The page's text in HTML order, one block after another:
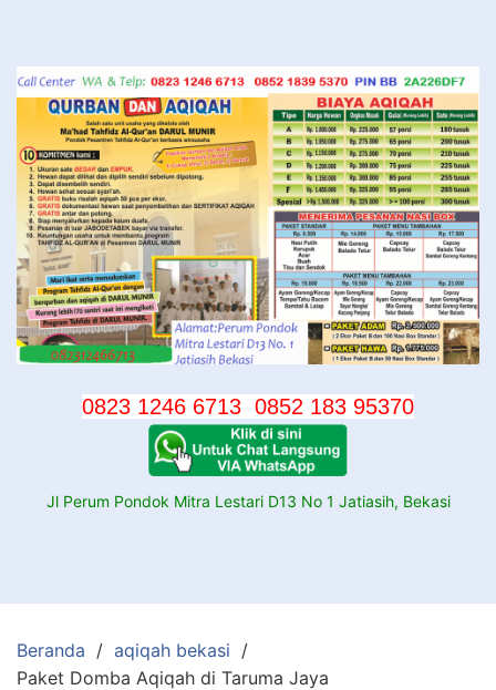
konten
0823 1246 6713 0852 183 95370
Jl Perum Pondok Mitra Lestari D13 No 1 Jatiasih, Bekasi
Beranda
aqiqah bekasi
Paket Domba Aqiqah di Taruma Jaya